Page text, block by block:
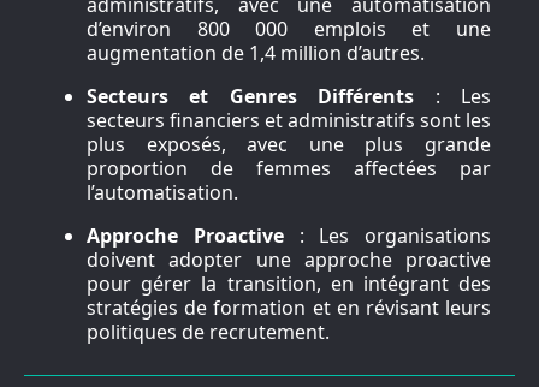
d’environ 800 000 emplois et une
augmentation de 1,4 million d’autres.
Secteurs et Genres Différents : Les
secteurs financiers et administratifs sont les
plus exposés, avec une plus grande
proportion de femmes affectées par
l’automatisation.
Approche Proactive: Les organisations
doivent adopter une approche proactive
pour gérer la transition, en intégrant des
stratégies de formation et en révisant leurs
politiques de recrutement.